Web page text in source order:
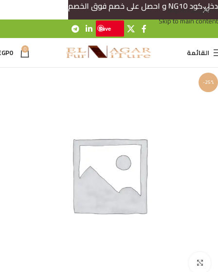
Skip to navigation
Skip to main content
Save
القائمة 0
0
-25%
دخل كود NG10 و احصل على خصم فوق الخصم